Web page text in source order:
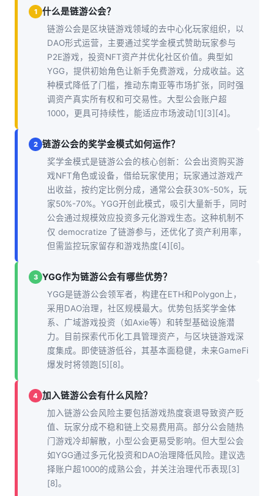
1 什么是链游公会？
链游公会是区块链游戏领域的去中心化玩家组织，以
DAO形式运营，主要通过奖学金模式赞助玩家参与
P2E游戏，投资NFT资产并优化社区价值。典型如
YGG，提供初始角色让新手免费游戏，分成收益。这
种模式降低了门槛，推动东南亚等市场扩张，同时强
调资产真实所有权和可交易性。大型公会账户超
1000，更具可持续性，能适应市场波动[1][3][4]。
2 链游公会的奖学金模式如何运作？
奖学金模式是链游公会的核心创新：公会出资购买游
戏NFT角色或设备，借给玩家使用；玩家通过游戏产
出收益，按约定比例分成，通常公会获30%-50%，玩
家50%-70%。YGG开创此模式，吸引大量新手，同时
公会通过规模效应投资多元化游戏生态。这种机制不
仅 democratize 了链游参与，还优化了资产利用率，
但需监控玩家留存和游戏热度[4][6]。
3 YGG作为链游公会有哪些优势？
YGG是链游公会领军者，构建在ETH和Polygon上，
采用DAO治理，社区规模最大。优势包括奖学金体
系、广域游戏投资（如Axie等）和转型基础设施潜
力。目前探索代币化工具管理资产，与区块链游戏深
度集成。即使链游低谷，其基本面稳健，未来GameFi
爆发时将领跑[5][8]。
4 加入链游公会有什么风险？
加入链游公会风险主要包括游戏热度衰退导致资产贬
值、玩家分成不稳和链上交易费用高。部分公会随热
门游戏冷却解散，小型公会更易受影响。但大型公会
如YGG通过多元化投资和DAO治理降低风险。建议选
择账户超1000的成熟公会，并关注治理代币表现[3]
[8]。